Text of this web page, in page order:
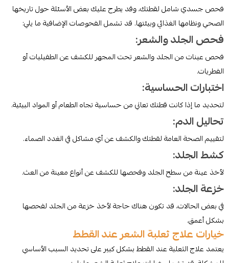
فحص جسدي شامل لقطتك، وقد يطرح عليك بعض الأسئلة حول تاريخها
الصحي ونظامها الغذائي وبيئتها. قد تشمل الفحوصات الإضافية ما يلي:
فحص الجلد والشعر:
فحص عينات من الجلد والشعر تحت المجهر للكشف عن الطفيليات أو
الفطريات.
اختبارات الحساسية:
لتحديد ما إذا كانت قطتك تعاني من حساسية تجاه الطعام أو المواد البيئية.
تحاليل الدم:
لتقييم الصحة العامة لقطتك والكشف عن أي مشاكل في الغدد الصماء.
كشط الجلد:
لأخذ عينة من سطح الجلد وفحصها للكشف عن أنواع معينة من العث.
خزعة الجلد:
في بعض الحالات، قد تكون هناك حاجة لأخذ خزعة من الجلد لفحصها
بشكل أعمق.
خيارات علاج ثعلبة الشعر عند القطط
يعتمد علاج الثعلبة عند القطط بشكل كبير على تحديد السبب الأساسي